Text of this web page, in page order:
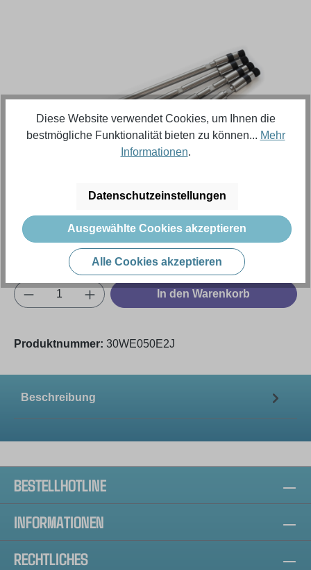
626,18 €
Inhalt: 1 Stück (Menge)
Preise exkl. MwSt. zzgl. Versandkosten
Produkt Anzahl: Gib den gewünschten
In den Warenkorb
Produktnummer: 30WE050E2J
Beschreibung
BESTELLHOTLINE
INFORMATIONEN
RECHTLICHES
Diese Website verwendet Cookies, um Ihnen die
bestmögliche Funktionalität bieten zu können... Mehr
Informationen.
Datenschutzeinstellungen
Ausgewählte Cookies akzeptieren
Alle Cookies akzeptieren